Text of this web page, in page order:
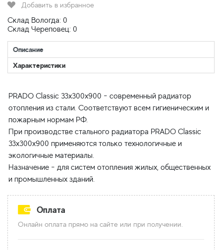
Добавить в избранное
Склад Вологда: 0
Склад Череповец: 0
Описание
Характеристики
PRADO Classic 33x300x900 - современный радиатор
отопления из стали. Соответствуют всем гигиеническим и
пожарным нормам РФ.
При производстве стального радиатора PRADO Classic
33x300x900 применяются только технологичные и
экологичные материалы.
Назначение - для систем отопления жилых, общественных
Оплата
Онлайн оплата прямо на сайте или при получении.